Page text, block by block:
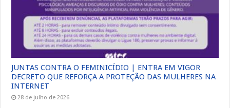
JUNTAS CONTRA O FEMINICÍDIO | ENTRA EM VIGOR
DECRETO QUE REFORÇA A PROTEÇÃO DAS MULHERES NA
INTERNET
28 de julho de 2026